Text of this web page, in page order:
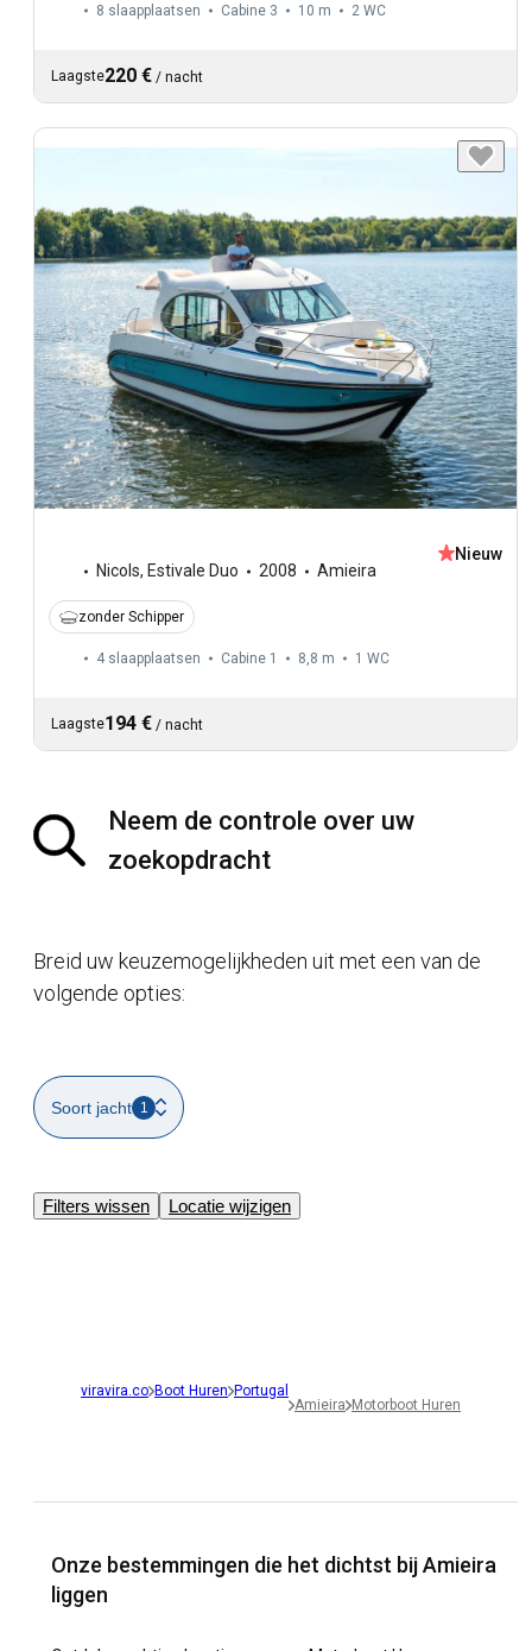
8 slaapplaatsen Cabine 3 10 m 2 WC
Laagste220 € / nacht
Nicols, Estivale Duo 2008 Amieira
Nieuw
zonder Schipper
4 slaapplaatsen Cabine 1 8,8 m 1 WC
Laagste194 € / nacht
Neem de controle over uw
zoekopdracht
Breid uw keuzemogelijkheden uit met een van de
volgende opties:
Soort jacht 1
Filters wissen Locatie wijzigen
viravira.co Boot Huren Portugal
Amieira Motorboot Huren
Onze bestemmingen die het dichtst bij Amieira
liggen